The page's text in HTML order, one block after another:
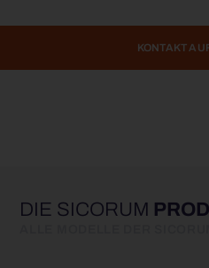
KONTAKT
DIE SICORUM